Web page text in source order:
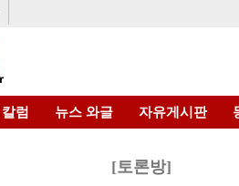
칼럼 뉴스 와글 자유게시판
[토론방]